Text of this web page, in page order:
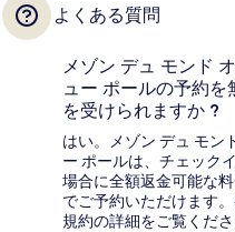
よくある質問
メゾン デュ モンド
ュー ポールの予約
を受けられますか ?
はい。メゾン デュ モン
ー ポールは、チェック
場合に全額返金可能な
でご予約いただけます
規約の詳細をご覧くださ